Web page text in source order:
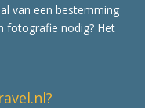
van een bestemming
fotografie nodig? Het